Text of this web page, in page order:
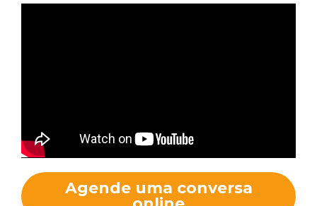
Agende uma conversa